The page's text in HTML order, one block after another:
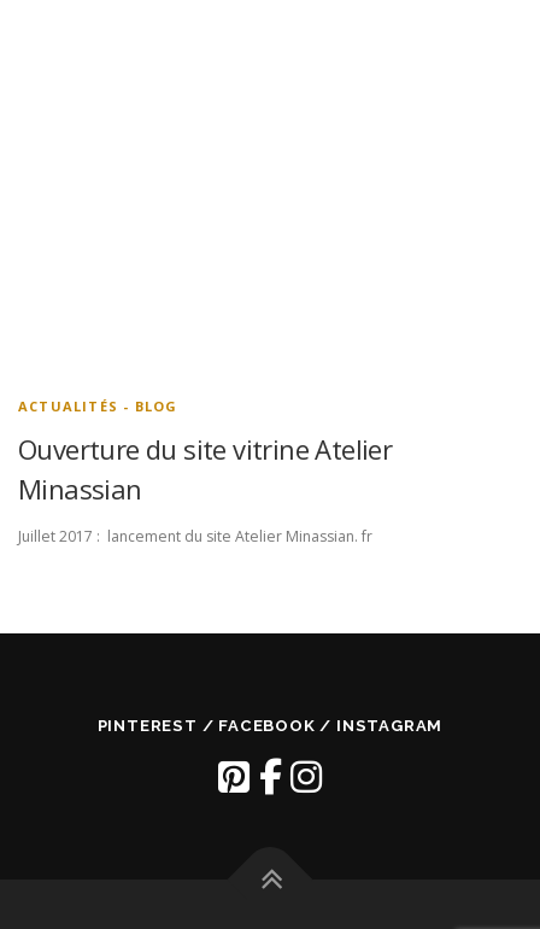
ACTUALITÉS - BLOG
Ouverture du site vitrine Atelier
Minassian
Juillet 2017 : lancement du site Atelier Minassian. fr
PINTEREST / FACEBOOK / INSTAGRAM